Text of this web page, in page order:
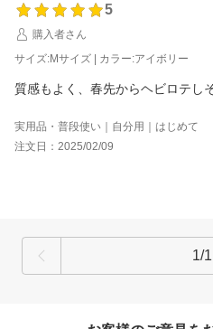
5
購入者さん
サイズ:Mサイズ | カラー:アイボリー
質感もよく、春先からヘビロテし
実用品・普段使い｜自分用｜はじめて
注文日：2025/02/09
1/1